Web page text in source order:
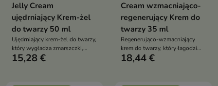
Jelly Cream
ujędrniający Krem-żel
do twarzy 50 ml
Ujędrniający krem-żel do twarzy,
który wygładza zmarszczki,
poprawia elastyczność skóry i
15,28 €
Cream wzmacniająco-
regenerujący Krem do
twarzy 35 ml
Regenerująco-wzmacniający
krem do twarzy, który łagodzi
podrażnienia, wzmacnia barierę
18,44 €